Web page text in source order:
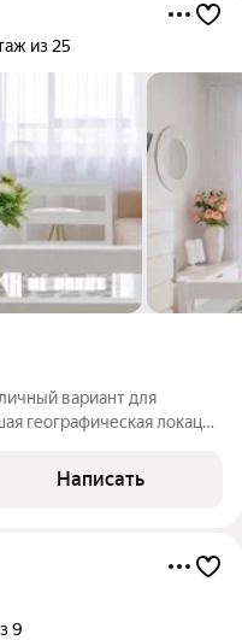
из 25
вариант для
географическая локация
службы МЧС России,
Написать
9